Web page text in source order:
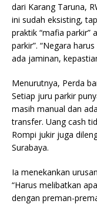
dari Karang Taruna,
ini sudah eksisting,
praktik “mafia parkir”
parkir”. “Negara
ada jaminan,
Menurutnya, Perda
Setiap juru parkir
masih manual dan
transfer. Uang cash
Rompi jukir juga
Surabaya.
Ia menekankan
“Harus melibatkan
dengan preman-